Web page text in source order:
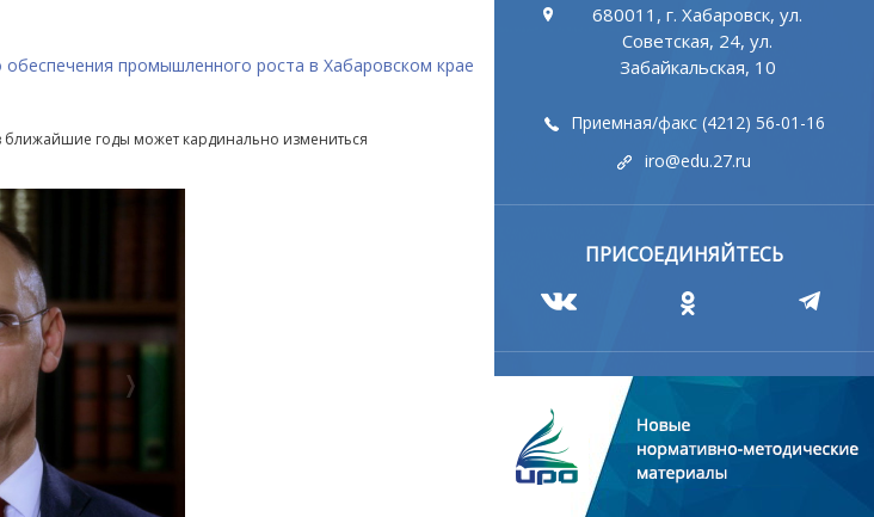
680011, г. Хабаровск, ул.
Советская, 24, ул.
Забайкальская, 10
Приемная/факс (4212) 56-01-16
iro@edu.27.ru
ПРИСОЕДИНЯЙТЕСЬ
обеспечения промышленного роста в Хабаровском крае
годы может кардинально измениться